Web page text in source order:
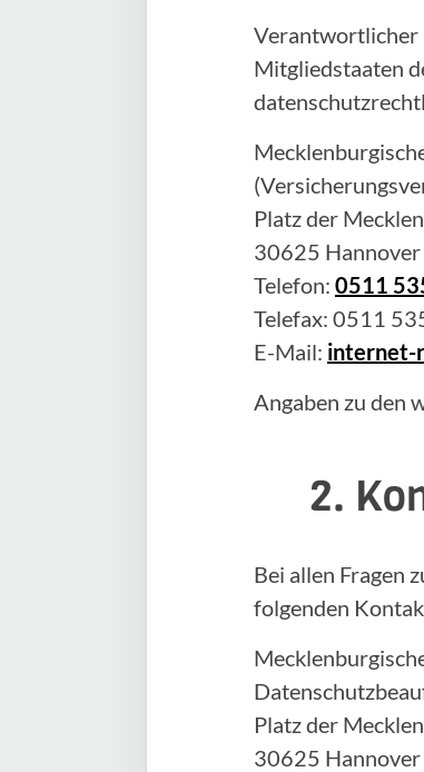
Verantwortlicher
Mitgliedstaaten
Platz der
30625 Hannover
Telefon: 0511
Telefax: 0511
E-Mail: internet-
Angaben zu den
2.
Bei allen Fragen
folgenden
Platz der
30625 Hannover